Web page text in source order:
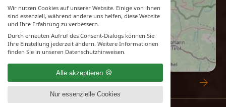
Wir nutzen Cookies auf unserer Website. Einige von ihnen
sind essenziell, während andere uns helfen, diese Website
und Ihre Erfahrung zu verbessern.
Durch erneuten Aufruf des Consent-Dialogs können Sie
Ihre Einstellung jederzeit ändern. Weitere Informationen
finden Sie in unseren Datenschutzhinweisen.
Alle akzeptieren
Nur essenzielle Cookies
ZUR ROUTENPLANUNG